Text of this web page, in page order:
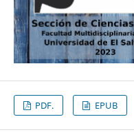
PDF. EPUB